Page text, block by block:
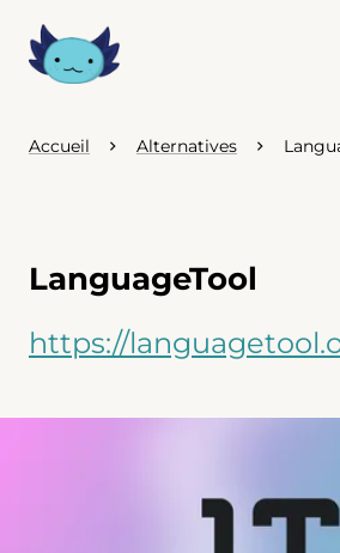
Accueil Alternatives
LanguageTool
https://